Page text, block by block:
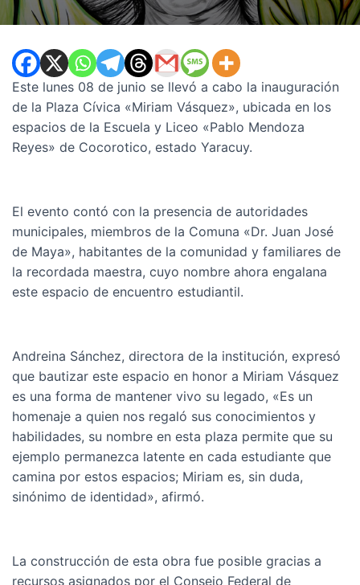
Este lunes 08 de junio se llevó a cabo la inauguración
de la Plaza Cívica «Miriam Vásquez», ubicada en los
espacios de la Escuela y Liceo «Pablo Mendoza
Reyes» de Cocorotico, estado Yaracuy.
El evento contó con la presencia de autoridades
municipales, miembros de la Comuna «Dr. Juan José
de Maya», habitantes de la comunidad y familiares de
la recordada maestra, cuyo nombre ahora engalana
este espacio de encuentro estudiantil.
Andreina Sánchez, directora de la institución, expresó
que bautizar este espacio en honor a Miriam Vásquez
es una forma de mantener vivo su legado, «Es un
homenaje a quien nos regaló sus conocimientos y
habilidades, su nombre en esta plaza permite que su
ejemplo permanezca latente en cada estudiante que
camina por estos espacios; Miriam es, sin duda,
sinónimo de identidad», afirmó.
La construcción de esta obra fue posible gracias a
recursos asignados por el Consejo Federal de